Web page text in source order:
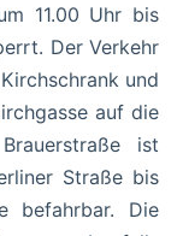
11.00 Uhr bis
Der Verkehr
und
auf die
ist
Straße bis
befahrbar. Die